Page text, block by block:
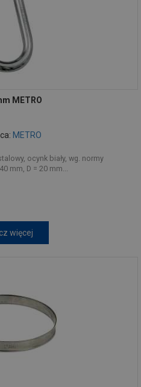
METRO
METRO
ocynk biały, wg. normy
mm, D = 20 mm...
więcej